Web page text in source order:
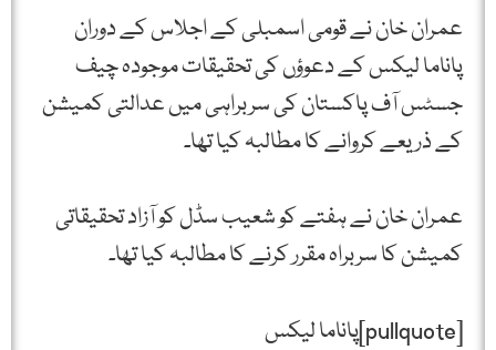
عمران خان نے قومی اسمبلی کے اجلاس کے دوران
پاناما لیکس کے دعوؤں کی تحقیقات موجودہ چیف
جسٹس آف پاکستان کی سربراہی میں عدالتی کمیشن
کے ذریعے کروانے کا مطالبہ کیا تھا۔
عمران خان نے ہفتے کو شعیب سڈل کو آزاد تحقیقاتی
کمیشن کا سربراہ مقرر کرنے کا مطالبہ کیا تھا۔
[pullquote]پاناما لیکس